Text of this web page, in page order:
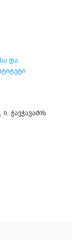
და
ჭავჭავაძის